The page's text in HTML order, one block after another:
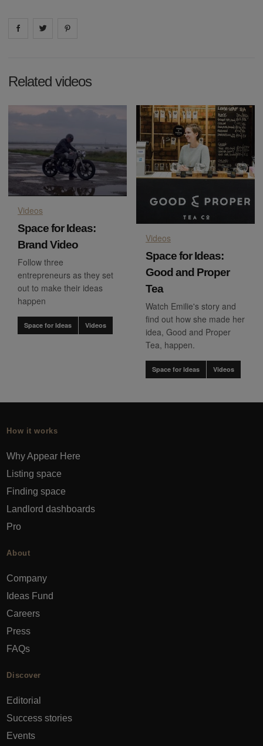
Share on facebook
Share on
Related videos
Videos
Space for Ideas:
Brand Video
Follow three
entrepreneurs as they set
out to make their ideas
happen
Space for Ideas Videos
Videos
Space for Ideas:
Good and Proper
Tea
Watch Emilie's story and
find out how she made her
idea, Good and Proper
Tea, happen.
Space for Ideas Videos
How it works
Why Appear Here
Listing space
Finding space
Landlord dashboards
Pro
About
Company
Ideas Fund
Careers
Press
FAQs
Discover
Editorial
Success stories
Events